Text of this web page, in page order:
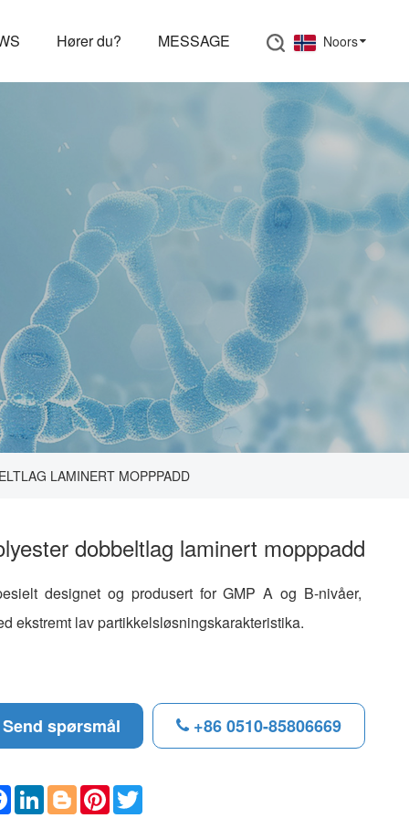
Hører du? MESSAGE Noors
LAMINERT MOPPPADD
dobbeltlag laminert mopppadd
designet og produsert for GMP A og B-nivåer,
ekstremt lav partikkelsløsningskarakteristika.
Send spørsmål +86 0510-85806669
F
a
L
B
P